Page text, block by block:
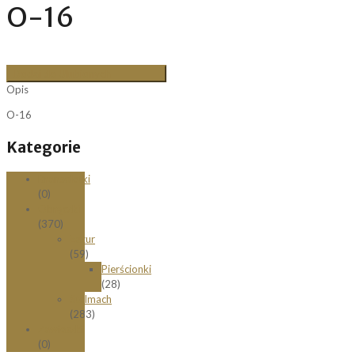
O-16
Opis
O-16
Kategorie
Bransoletki
(0)
(370)
Łazur
(59)
Pierścionki
(28)
Stelmach
(283)
(0)